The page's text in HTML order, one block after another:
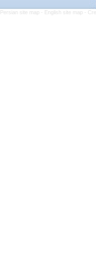
Persian site map - English site map -